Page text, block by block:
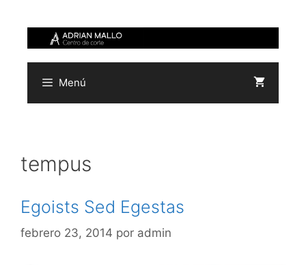
contenido
Menú
tempus
Egoists Sed Egestas
febrero 23, 2014 por admin